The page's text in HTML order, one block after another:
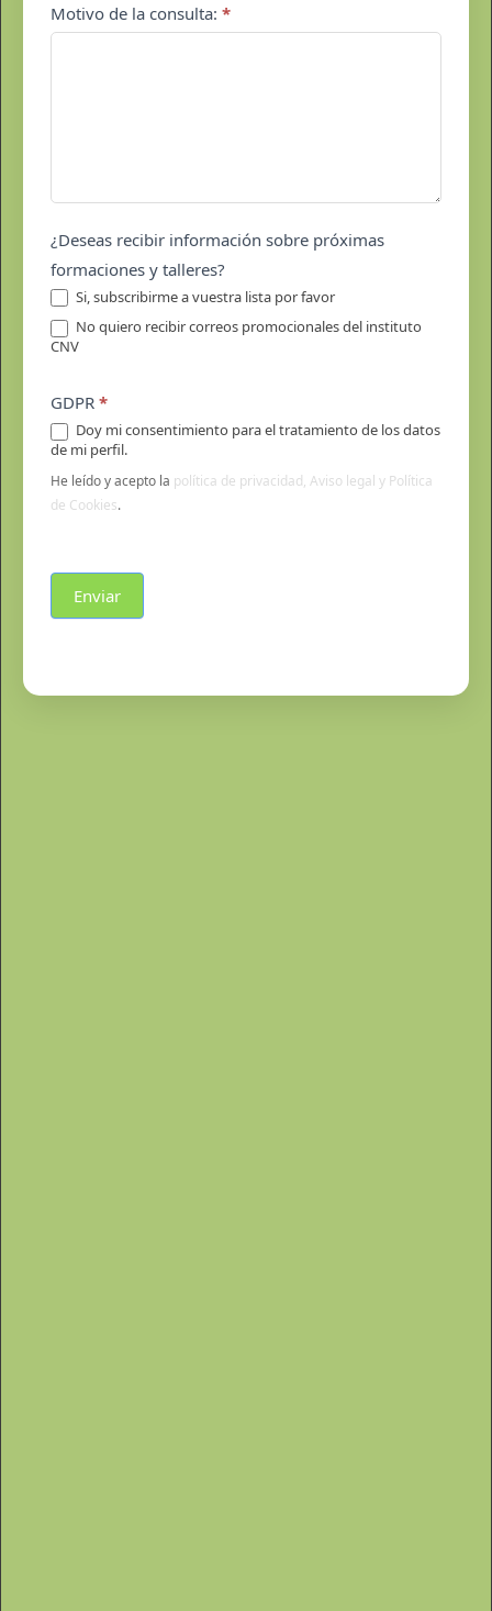
Motivo de la consulta: *
¿Deseas recibir información sobre próximas
formaciones y talleres?
Si, subscribirme a vuestra lista por favor
No quiero recibir correos promocionales del instituto
CNV
GDPR *
Doy mi consentimiento para el tratamiento de los datos
de mi perfil.
He leído y acepto la política de privacidad, Aviso legal y Política
de Cookies.
Enviar